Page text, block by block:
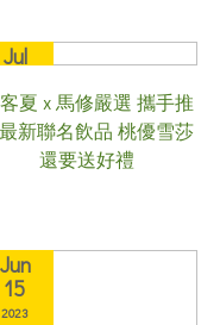
Jul
2023夏 x 馬修嚴選 攜手推
新聯名飲品 桃優雪莎
還要送好禮
Jun
15
2023